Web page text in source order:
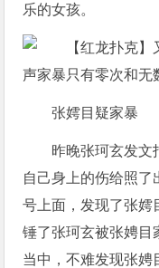
乐的女孩。
张嫮目疑家暴
昨晚张珂玄发文
自己身上的伤给照了
号上面，发现了张嫮
锤了张珂玄被张娉目
当中，不难发现张娉